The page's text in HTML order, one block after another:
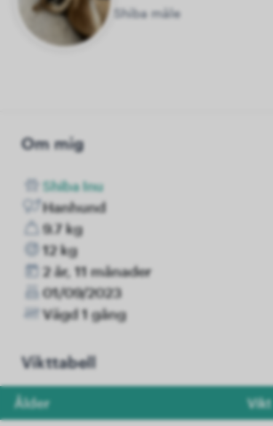
Shiba mâle
Om mig
Shiba Inu
Hanhund
9.7 kg
12 kg
2 år, 11 månader
01/09/2023
Vägd 1 gång
Vikttabell
Ålder Vikt